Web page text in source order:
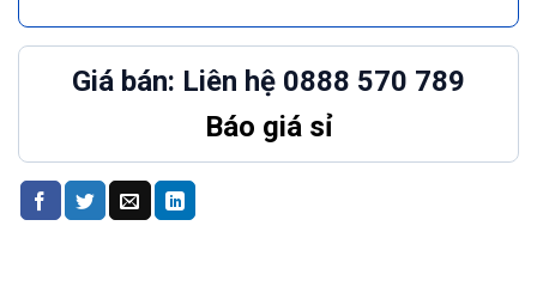
Giá bán: Liên hệ 0888 570 789
Báo giá sỉ